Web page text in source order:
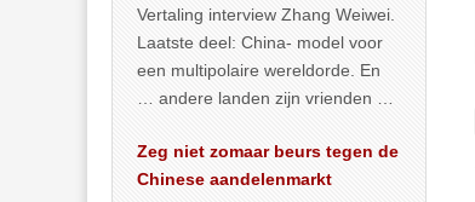
Vertaling interview Zhang Weiwei.
Laatste deel: China- model voor
een multipolaire wereldorde. En
… andere landen zijn vrienden of
Zeg niet zomaar beurs tegen de
Chinese aandelenmarkt